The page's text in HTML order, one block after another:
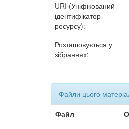
URI (Уніфікований
ідентифікатор
ресурсу):
Розташовується у
зібраннях:
Файли цього
Файл